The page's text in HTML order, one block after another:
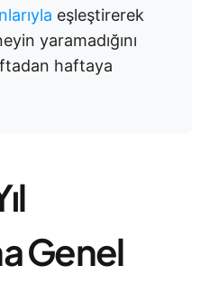
eşleştirerek
yaramadığını
haftaya
Genel